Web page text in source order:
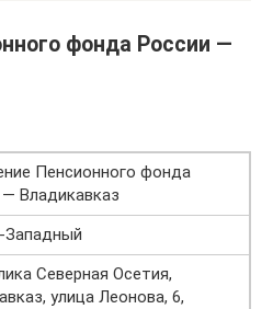
фонда России —
Пенсионного фонда
Владикавказ
Западный
Северная Осетия,
улица Леонова, 6,